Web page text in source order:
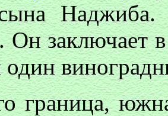
Наджиба.
заключает
один
граница,